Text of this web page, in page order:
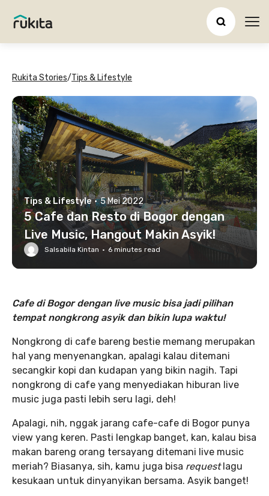
Rukita Stories/Tips & Lifestyle
Tips & Lifestyle · 5 Mei 2022
5 Cafe dan Resto di Bogor dengan
Live Music, Hangout Makin Asyik!
Salsabila Kintan · 6 minutes read
Cafe di Bogor dengan live music bisa jadi pilihan
tempat nongkrong asyik dan bikin lupa waktu!
Nongkrong di cafe bareng bestie memang merupakan
hal yang menyenangkan, apalagi kalau ditemani
secangkir kopi dan kudapan yang bikin nagih. Tapi
nongkrong di cafe yang menyediakan hiburan live
music juga pasti lebih seru lagi, deh!
Apalagi, nih, nggak jarang cafe-cafe di Bogor punya
view yang keren. Pasti lengkap banget, kan, kalau bisa
makan bareng orang tersayang ditemani live music
meriah? Biasanya, sih, kamu juga bisa requestlagu
kesukaan untuk dinyanyikan bersama. Asyik banget!